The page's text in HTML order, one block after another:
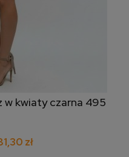
kwiaty czarna 495
zł